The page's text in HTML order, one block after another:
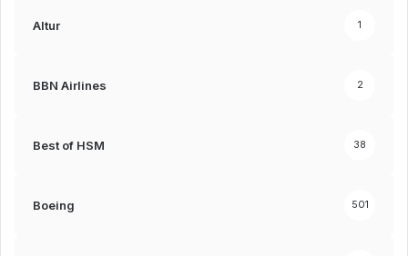
Altur 1
BBN Airlines 2
Best of HSM 38
Boeing 501